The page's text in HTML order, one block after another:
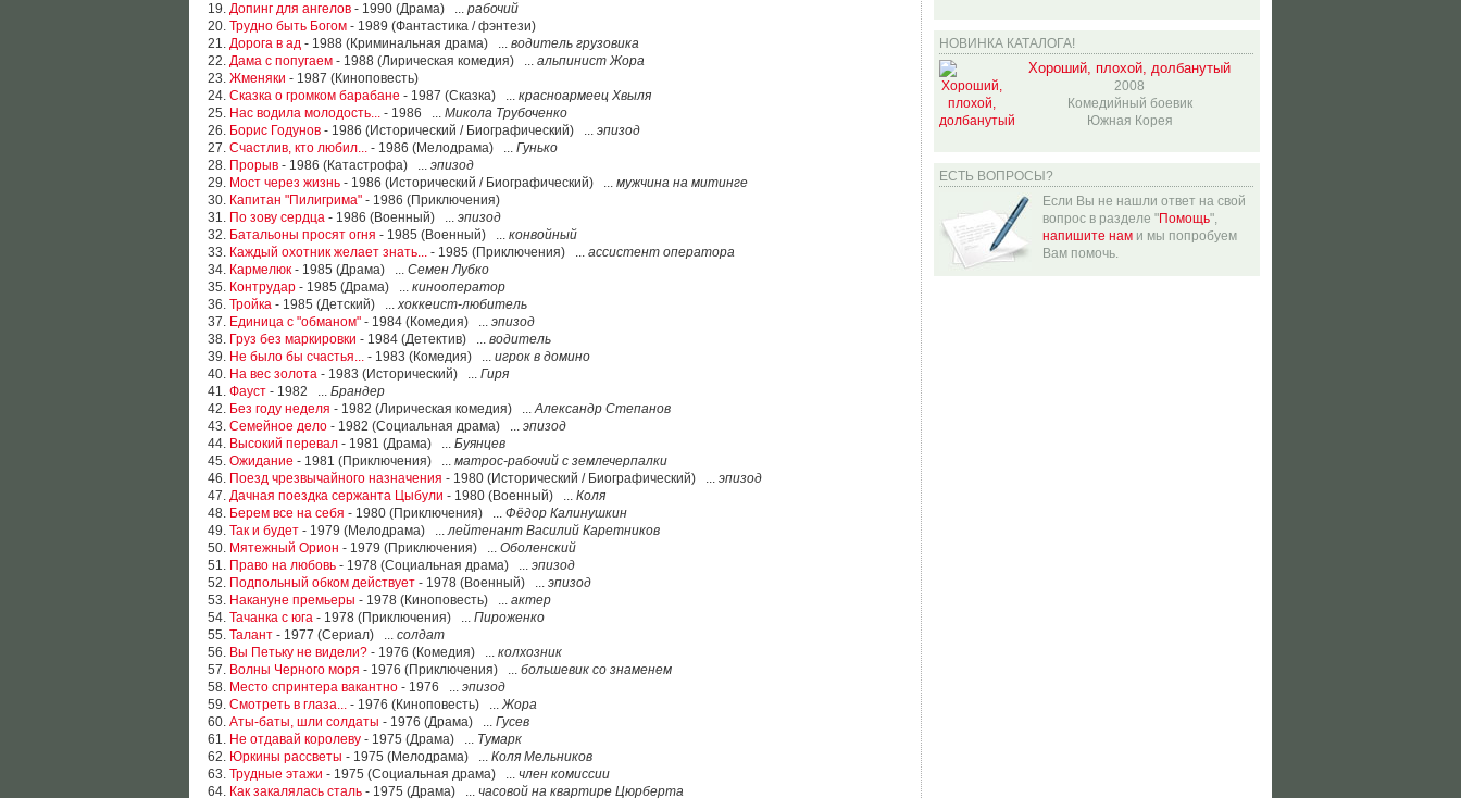
19. Допинг для ангелов - 1990 (Драма) ... рабочий
20. Трудно быть Богом - 1989 (Фантастика / фэнтези)
21. Дорога в ад - 1988 (Криминальная драма) ... водитель грузовика
22. Дама с попугаем - 1988 (Лирическая комедия) ... альпинист Жора
23. Жменяки - 1987 (Киноповесть)
24. Сказка о громком барабане - 1987 (Сказка) ... красноармеец Хвыля
25. Нас водила молодость... - 1986 ... Микола Трубоченко
26. Борис Годунов - 1986 (Исторический / Биографический) ... эпизод
27. Счастлив, кто любил... - 1986 (Мелодрама) ... Гунько
28. Прорыв - 1986 (Катастрофа) ... эпизод
29. Мост через жизнь - 1986 (Исторический / Биографический) ... мужчина на митинге
30. Капитан "Пилигрима" - 1986 (Приключения)
31. По зову сердца - 1986 (Военный) ... эпизод
32. Батальоны просят огня - 1985 (Военный) ... конвойный
33. Каждый охотник желает знать... - 1985 (Приключения) ... ассистент оператора
34. Кармелюк - 1985 (Драма) ... Семен Лубко
35. Контрудар - 1985 (Драма) ... кинооператор
36. Тройка - 1985 (Детский) ...хоккеист-любитель
37. Единица с "обманом" - 1984 (Комедия) ... эпизод
38. Груз без маркировки - 1984 (Детектив) ... водитель
39. Не было бы счастья... - 1983 (Комедия) ... игрок в домино
40. На вес золота - 1983 (Исторический) ... Гиря
41. Фауст - 1982 ... Брандер
42. Без году неделя - 1982 (Лирическая комедия) ...Александр Степанов
43. Семейное дело - 1982 (Социальная драма) ... эпизод
44. Высокий перевал - 1981 (Драма) ... Буянцев
45. Ожидание - 1981 (Приключения) ... матрос-рабочий с землечерпалки
46. Поезд чрезвычайного назначения - 1980 (Исторический / Биографический) ... эпизод
47. Дачная поездка сержанта Цыбули - 1980 (Военный) ... Коля
48. Берем все на себя - 1980 (Приключения) ... Фёдор Калинушкин
49. Так и будет - 1979 (Мелодрама) ...лейтенант Василий Каретников
50. Мятежный Орион - 1979 (Приключения) ... Оболенский
51. Право на любовь - 1978 (Социальная драма) ... эпизод
52. Подпольный обком действует - 1978 (Военный) ... эпизод
53. Накануне премьеры - 1978 (Киноповесть) ... актер
54. Тачанка с юга - 1978 (Приключения) ... Пироженко
55. Талант - 1977 (Сериал) ... солдат
56. Вы Петьку не видели? - 1976 (Комедия) ... колхозник
57. Волны Черного моря - 1976 (Приключения) ... большевик со знаменем
58. Место спринтера вакантно - 1976 ... эпизод
59. Смотреть в глаза... - 1976 (Киноповесть) ...Жора
60. Аты-баты, шли солдаты - 1976 (Драма) ... Гусев
61. Не отдавай королеву - 1975 (Драма) ... Тумарк
62. Юркины рассветы - 1975 (Мелодрама) ... Коля Мельников
63. Трудные этажи - 1975 (Социальная драма) ... член комиссии
64. Как закалялась сталь - 1975 (Драма) ... часовой на квартире Цюрберта
НОВИНКА КАТАЛОГА!
Хороший, плохой, долбанутый
2008
Комедийный боевик
Южная Корея
ЕСТЬ ВОПРОСЫ?
Если Вы не нашли ответ на свой
вопрос в разделе "Помощь",
напишите нам и мы попробуем
Вам помочь.